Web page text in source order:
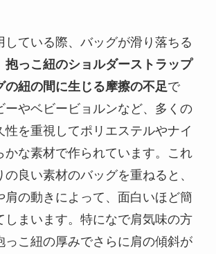
している際、バッグが滑り落ちる
抱っこ紐のショルダーストラップ
の紐の間に生じる摩擦の不足で
ーやベビービョルンなど、多くの
性を重視してポリエステルやナイ
かな素材で作られています。これ
良い素材のバッグを重ねると、
肩の動きによって、面白いほど簡
しまいます。特になで肩気味の方
っこ紐の厚みでさらに肩の傾斜が